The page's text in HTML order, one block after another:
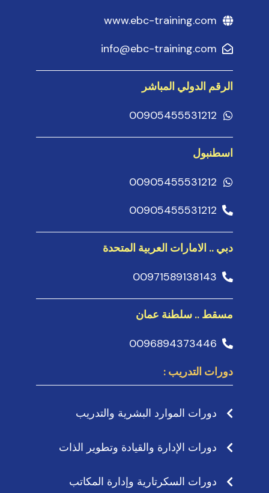
www.ebc-training.com
info@ebc-training.com
الرقم الدولي المباشر
00905455531212
اسطنبول
00905455531212
00905455531212
دبي .. الامارات العربية المتحدة
00971589138143
مسقط .. سلطنة عمان
0096894373446
دورات التدريب :
دورات الموارد البشرية والتدريب
دورات الإدارة والقيادة وتطوير الذات
دورات السكرتارية وإدارة المكاتب